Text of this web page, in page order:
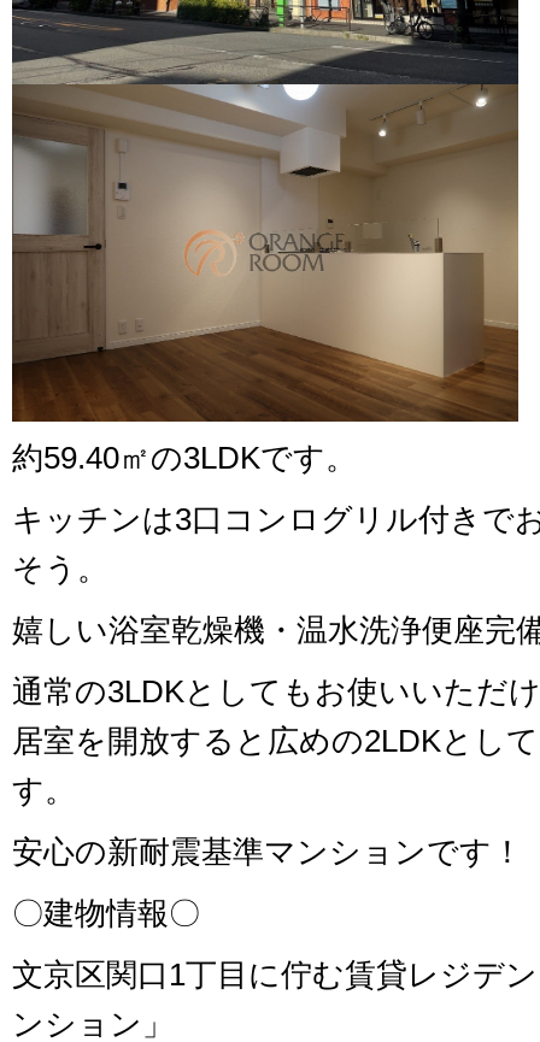
約59.40㎡の3LDKです。
キッチンは3口コンログリル付きで
そう。
嬉しい浴室乾燥機・温水洗浄便座完
通常の3LDKとしてもお使いいただ
居室を開放すると広めの2LDKとし
す。
安心の新耐震基準マンションです！
〇建物情報〇
文京区関口1丁目に佇む賃貸レジデ
ンション」